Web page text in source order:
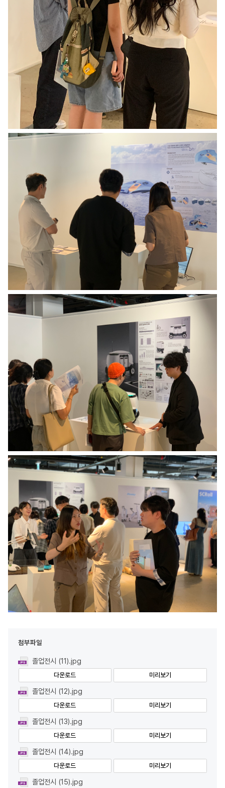
첨부파일
졸업전시 (11).jpg
다운로드 미리보기
졸업전시 (12).jpg
다운로드 미리보기
졸업전시 (13).jpg
다운로드 미리보기
졸업전시 (14).jpg
다운로드 미리보기
졸업전시 (15).jpg